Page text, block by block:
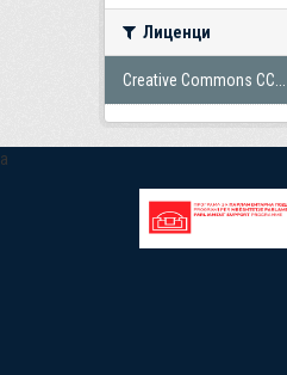
Лиценци
Creative Commons CC...
a